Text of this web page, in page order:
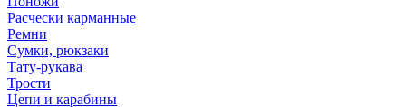
Расчески карманные
Ремни
Сумки, рюкзаки
Тату-рукава
Трости
Цепи и карабины